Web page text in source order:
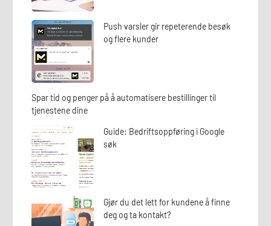
Push varsler gir repeterende besøk
og flere kunder
Spar tid og penger på å automatisere bestillinger til
tjenestene dine
Guide: Bedriftsoppføring i Google
søk
Gjør du det lett for kundene å finne
deg og ta kontakt?